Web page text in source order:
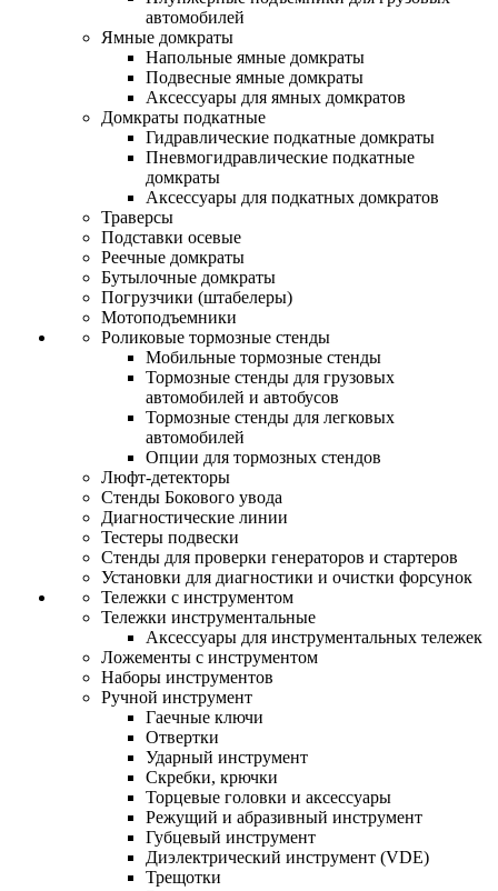
автомобилей
Ямные домкраты
Напольные ямные домкраты
Подвесные ямные домкраты
Аксессуары для ямных домкратов
Домкраты подкатные
Гидравлические подкатные домкраты
Пневмогидравлические подкатные
домкраты
Аксессуары для подкатных домкратов
Траверсы
Подставки осевые
Реечные домкраты
Бутылочные домкраты
Погрузчики (штабелеры)
Мотоподъемники
Роликовые тормозные стенды
Мобильные тормозные стенды
Тормозные стенды для грузовых
автомобилей и автобусов
Тормозные стенды для легковых
автомобилей
Опции для тормозных стендов
Люфт-детекторы
Стенды Бокового увода
Диагностические линии
Тестеры подвески
Стенды для проверки генераторов и стартеров
Установки для диагностики и очистки форсунок
Тележки с инструментом
Тележки инструментальные
Аксессуары для инструментальных тележек
Ложементы с инструментом
Наборы инструментов
Ручной инструмент
Гаечные ключи
Отвертки
Ударный инструмент
Скребки, крючки
Торцевые головки и аксессуары
Режущий и абразивный инструмент
Губцевый инструмент
Диэлектрический инструмент (VDE)
Трещотки